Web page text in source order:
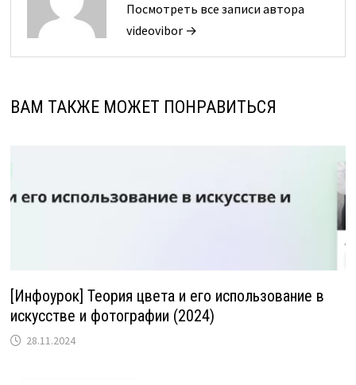
Посмотреть все записи автора
videovibor →
ВАМ ТАКЖЕ МОЖЕТ ПОНРАВИТЬСЯ
[Инфоурок] Теория цвета и его использование в
искусстве и фотографии (2024)
28.11.2024